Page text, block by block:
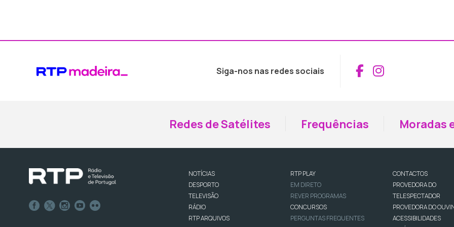
Siga-nos nas redes sociais Aceder ao
Aceder ao
Redes de Satélites Frequências Moradas
NOTÍCIAS
DESPORTO
TELEVISÃO
RÁDIO
RTP ARQUIVOS
RTP PLAY
EM DIRETO
REVER PROGRAMAS
CONCURSOS
PERGUNTAS FREQUENTES
CONTACTOS
PROVEDORA DO
TELESPECTADOR
PROVEDORA DO
ACESSIBILIDADES